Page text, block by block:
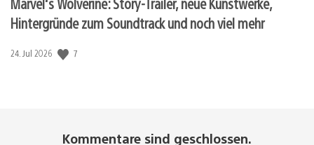
Hintergründe zum Soundtrack und noch viel mehr
Veröffentlichungsdatum:
24. Jul 2026 7
Kommentare sind geschlossen.